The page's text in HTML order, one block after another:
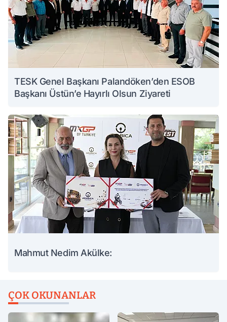
TESK Genel Başkanı Palandöken’den ESOB
Başkanı Üstün’e Hayırlı Olsun Ziyareti
Mahmut Nedim Akülke:
ÇOK OKUNANLAR